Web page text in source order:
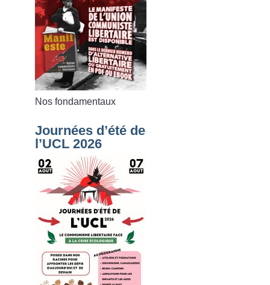
Nos fondamentaux
Journées d’été de
l’UCL 2026